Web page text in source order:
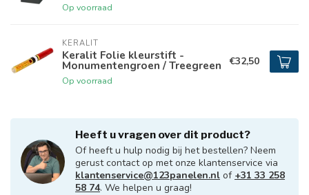
Op voorraad
KERALIT
Keralit Folie kleurstift -
Monumentengroen / Treegreen
Op voorraad
€32,50
Heeft u vragen over dit product?
Of heeft u hulp nodig bij het bestellen? Neem
gerust contact op met onze klantenservice via
klantenservice@123panelen.nl of +31 33 258
58 74. We helpen u graag!